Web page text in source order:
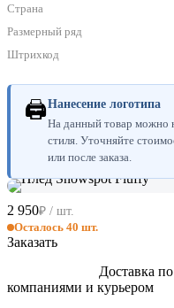
Страна
Размерный ряд
Штрихкод
🖨Нанесение логотипа
На данный товар можно
стиля. Уточняйте
или после заказа.
2 950₽ / шт.
Осталось 40 шт.
Заказать
Доставка
компаниями и курьером